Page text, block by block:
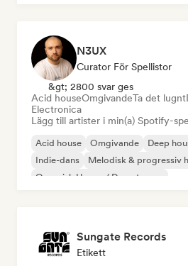
N3UX
Curator För Spellistor
&gt; 2800 svar ges
Acid houseOmgivandeTa det lugnt
Electronica
Lägg till artister i min(a) Spotify-
Acid house Omgivande Deep
Indie-dans
Melodisk & progressiv
Organisk House / Downtempo
Sungate Records
Etikett